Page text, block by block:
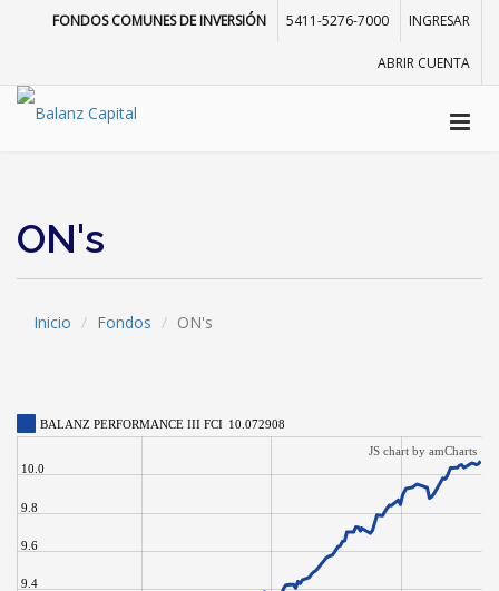
FONDOS COMUNES DE INVERSIÓN 5411-5276-7000 INGRESAR
ABRIR CUENTA
ON's
Inicio Fondos ON's
BALANZ PERFORMANCE III FCI 10.072908
9.4
9.6
9.8
10.0
JS chart by amCharts